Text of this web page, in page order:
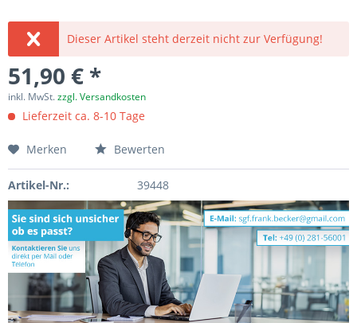
Dieser Artikel steht derzeit nicht zur Verfügung!
51,90 € *
inkl. MwSt.zzgl. Versandkosten
Lieferzeit ca. 8-10 Tage
Merken Bewerten
Artikel-Nr.: 39448